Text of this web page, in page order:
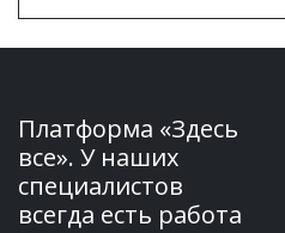
Платформа «Здесь
все». У наших
специалистов
всегда есть работа